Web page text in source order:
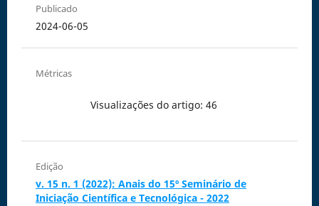
Publicado
2024-06-05
Métricas
Visualizações do artigo: 46
Edição
v. 15 n. 1 (2022): Anais do 15º Seminário de
Iniciação Científica e Tecnológica - 2022